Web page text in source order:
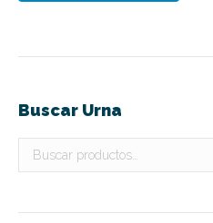
Buscar Urna